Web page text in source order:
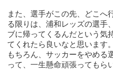
また、選手がこの先、どこへ
る限りは、浦和レッズの選手
ブに帰ってくるんだという気
てくれたら良いなと思います。
もちろん、サッカーをやめる
って、一生懸命頑張ってもら